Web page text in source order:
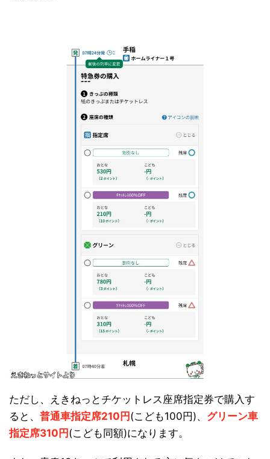
ただし、えきねっとチケットレス座席指定券で購入す
ると、 普通車指定席210円 (こども100円)、 グリーン車
指定席310円 (こども同額)になります。